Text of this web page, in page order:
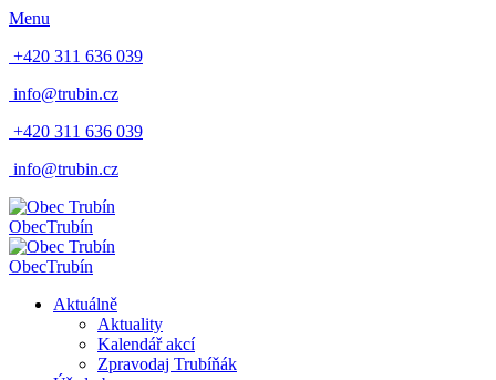
Menu
+420 311 636 039
info@trubin.cz
+420 311 636 039
info@trubin.cz
ObecTrubín
ObecTrubín
Aktuálně
Aktuality
Kalendář akcí
Zpravodaj Trubíňák